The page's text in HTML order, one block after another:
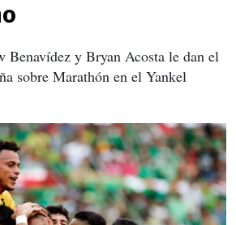
Benavídez y Bryan Acosta le dan el
sobre Marathón en el Yankel